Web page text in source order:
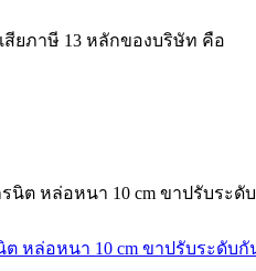
สียภาษี 13 หลักของบริษัท คือ
ต หล่อหนา 10 cm ขาปรับระดับกั